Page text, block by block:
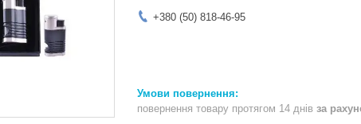
+380 (50) 818-46-95
повернення товару протягом 14 днів за